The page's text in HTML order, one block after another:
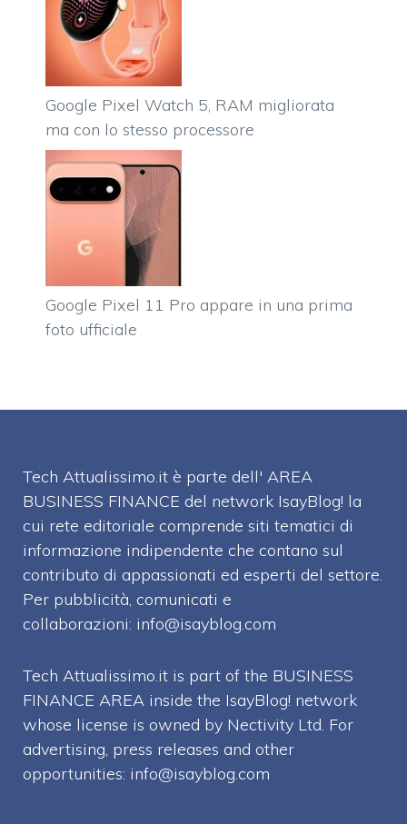
Google Pixel Watch 5, RAM migliorata
ma con lo stesso processore
Google Pixel 11 Pro appare in una prima
foto ufficiale
Tech Attualissimo.it è parte dell' AREA
BUSINESS FINANCE del network IsayBlog! la
cui rete editoriale comprende siti tematici di
informazione indipendente che contano sul
contributo di appassionati ed esperti del settore.
Per pubblicità, comunicati e
collaborazioni: info@isayblog.com
Tech Attualissimo.it is part of the BUSINESS
FINANCE AREA inside the IsayBlog! network
whose license is owned by Nectivity Ltd. For
advertising, press releases and other
opportunities: info@isayblog.com